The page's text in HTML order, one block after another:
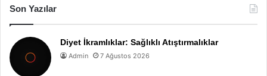
Son Yazılar
Diyet İkramlıklar: Sağlıklı Atıştırmalıklar
Admin 7 Ağustos 2026